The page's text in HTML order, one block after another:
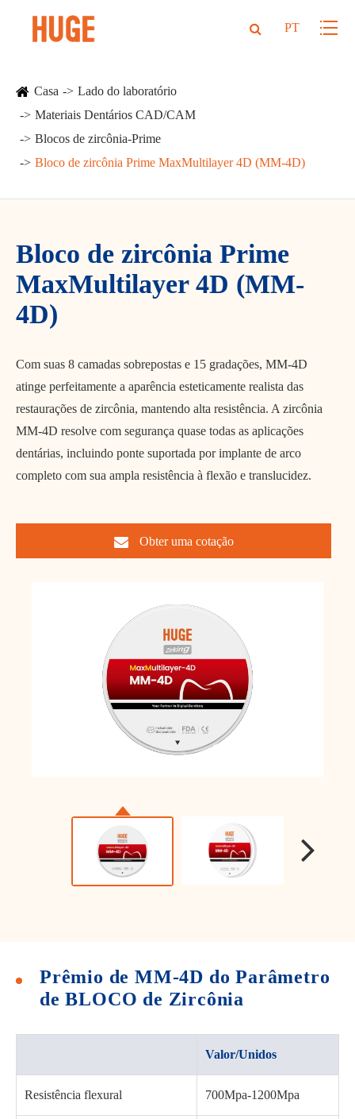
PT
Casa
Lado do laboratório
Materiais Dentários CAD/CAM
Blocos de zircônia-Prime
Bloco de zircônia Prime MaxMultilayer 4D (MM-4D)
Bloco de zircônia Prime
MaxMultilayer 4D (MM-
4D)
Com suas 8 camadas sobrepostas e 15 gradações, MM-4D
atinge perfeitamente a aparência esteticamente realista das
restaurações de zircônia, mantendo alta resistência. A zircônia
MM-4D resolve com segurança quase todas as aplicações
dentárias, incluindo ponte suportada por implante de arco
completo com sua ampla resistência à flexão e translucidez.
Obter uma cotação
Prêmio de MM-4D do Parâmetro
de BLOCO de Zircônia
Valor/Unidos
Resistência flexural 700Mpa-1200Mpa